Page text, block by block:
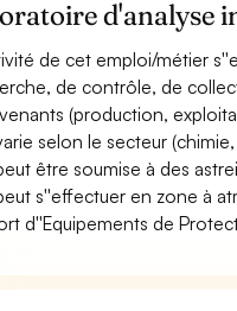
d'analyse
de cet emploi/métier
de contrôle, de
(production,
selon le secteur
être soumise à des
s''effectuer en zone à
d''Equipements de